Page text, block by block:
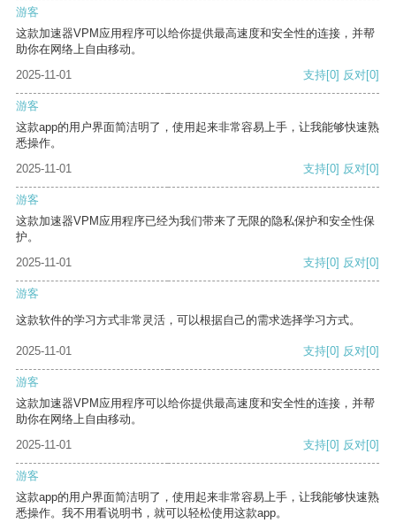
游客
这款加速器VPM应用程序可以给你提供最高速度和安全性的连接，并帮
助你在网络上自由移动。
2025-11-01
支持[0] 反对[0]
游客
这款app的用户界面简洁明了，使用起来非常容易上手，让我能够快速熟
悉操作。
2025-11-01
支持[0] 反对[0]
游客
这款加速器VPM应用程序已经为我们带来了无限的隐私保护和安全性保
护。
2025-11-01
支持[0] 反对[0]
游客
这款软件的学习方式非常灵活，可以根据自己的需求选择学习方式。
2025-11-01 支持[0] 反对[0]
游客
这款加速器VPM应用程序可以给你提供最高速度和安全性的连接，并帮
助你在网络上自由移动。
2025-11-01
支持[0] 反对[0]
游客
这款app的用户界面简洁明了，使用起来非常容易上手，让我能够快速熟
悉操作。我不用看说明书，就可以轻松使用这款app。